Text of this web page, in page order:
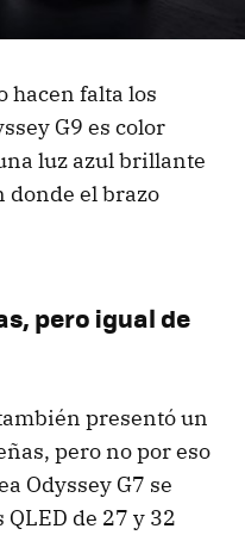
hacen falta los
G9 es color
luz azul brillante
donde el brazo
pero igual de
presentó un
pero no por eso
Odyssey G7 se
de 27 y 32